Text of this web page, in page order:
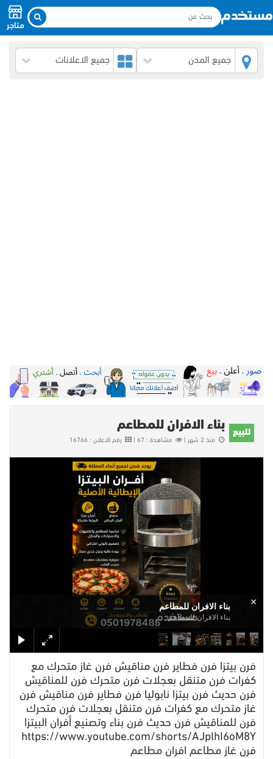
متاجر
جميع المدن جميع الاعلانات
للبيع بناء الافران للمطاعم
منذ 2 شهر | مشاهدة : 67 | رقم الاعلان : 16766
بناء الافران للمطاعم
بناء الافران للمطاعم
×
فرن بيتزا فرن فطاير فرن مناقيش فرن غاز متحرك مع
كفرات فرن متنقل بعجلات فرن متحرك فرن للمناقيش
فرن حديث فرن بيتزا نابوليا فرن فطاير فرن مناقيش فرن
غاز متحرك مع كفرات فرن متنقل بعجلات فرن متحرك
فرن للمناقيش فرن حديث فرن بناء وتصنيع أفران البيتزا
https://www.youtube.com/shorts/AJplhI6oM8Y
فرن غاز مطاعم افران مطاعم